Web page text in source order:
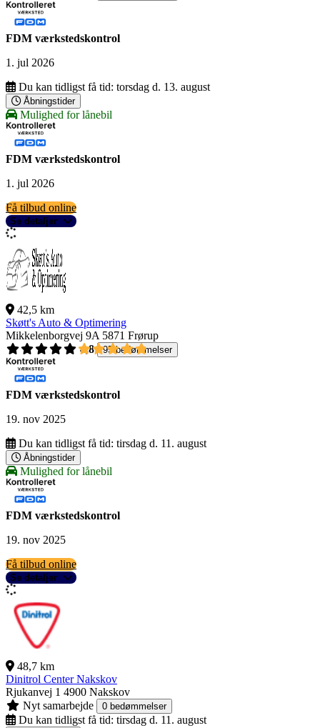
FDM værkstedskontrol
1. jul 2026
Du kan tidligst få tid: torsdag d. 13. august
Åbningstider
Mulighed for lånebil
FDM værkstedskontrol
1. jul 2026
Få tilbud online
Se detaljer
42,5 km
Skøtt's Auto & Optimering
Mikkelenborgvej 9A 5871 Frørup
4,8
95 bedømmelser
FDM værkstedskontrol
19. nov 2025
Du kan tidligst få tid: tirsdag d. 11. august
Åbningstider
Mulighed for lånebil
FDM værkstedskontrol
19. nov 2025
Få tilbud online
Se detaljer
48,7 km
Dinitrol Center Nakskov
Rjukanvej 1 4900 Nakskov
Nyt samarbejde
0 bedømmelser
Du kan tidligst få tid: tirsdag d. 11. august